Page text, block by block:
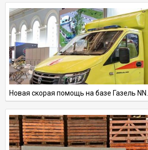
Новая скорая помощь на базе Газель NN.